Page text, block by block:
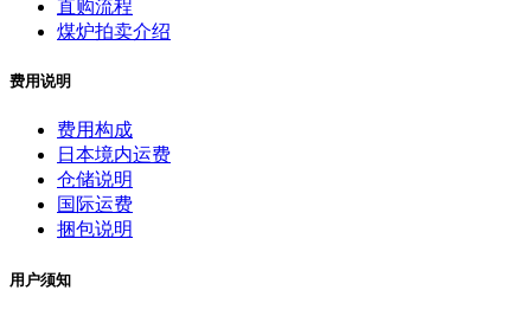
直购流程
煤炉拍卖介绍
费用说明
费用构成
日本境内运费
仓储说明
国际运费
捆包说明
用户须知